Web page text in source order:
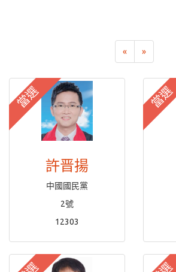
« »
當選
許晋揚
中國國民黨
2號
12303
當選